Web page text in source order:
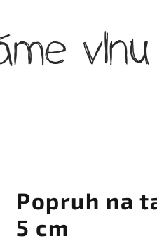
Popruh na
5 cm